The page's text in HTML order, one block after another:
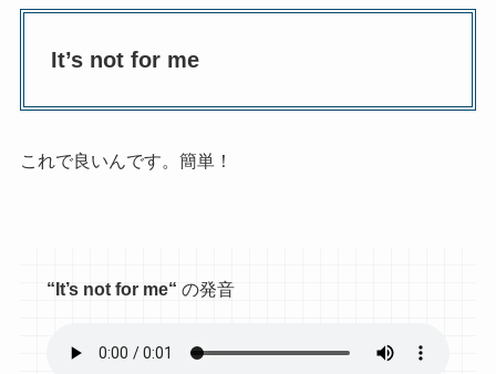
It’s not for me
これで良いんです。簡単！
“ It’s not for me“ の発音